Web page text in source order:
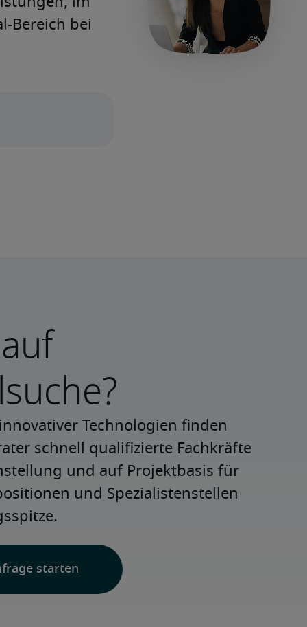
Technologien finden
schnell qualifizierte Fachkräfte
und auf Projektbasis für
und Spezialistenstellen
starten